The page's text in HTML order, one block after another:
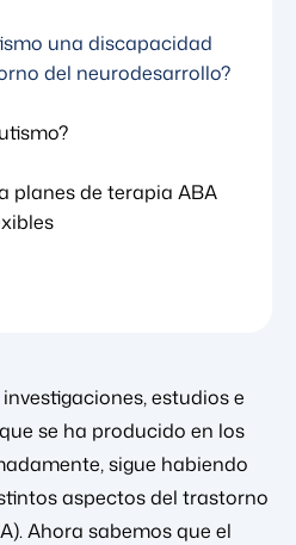
una discapacidad
del neurodesarrollo?
planes de terapia ABA
estudios e
se ha producido en los
sigue habiendo
aspectos del trastorno
Ahora sabemos que el